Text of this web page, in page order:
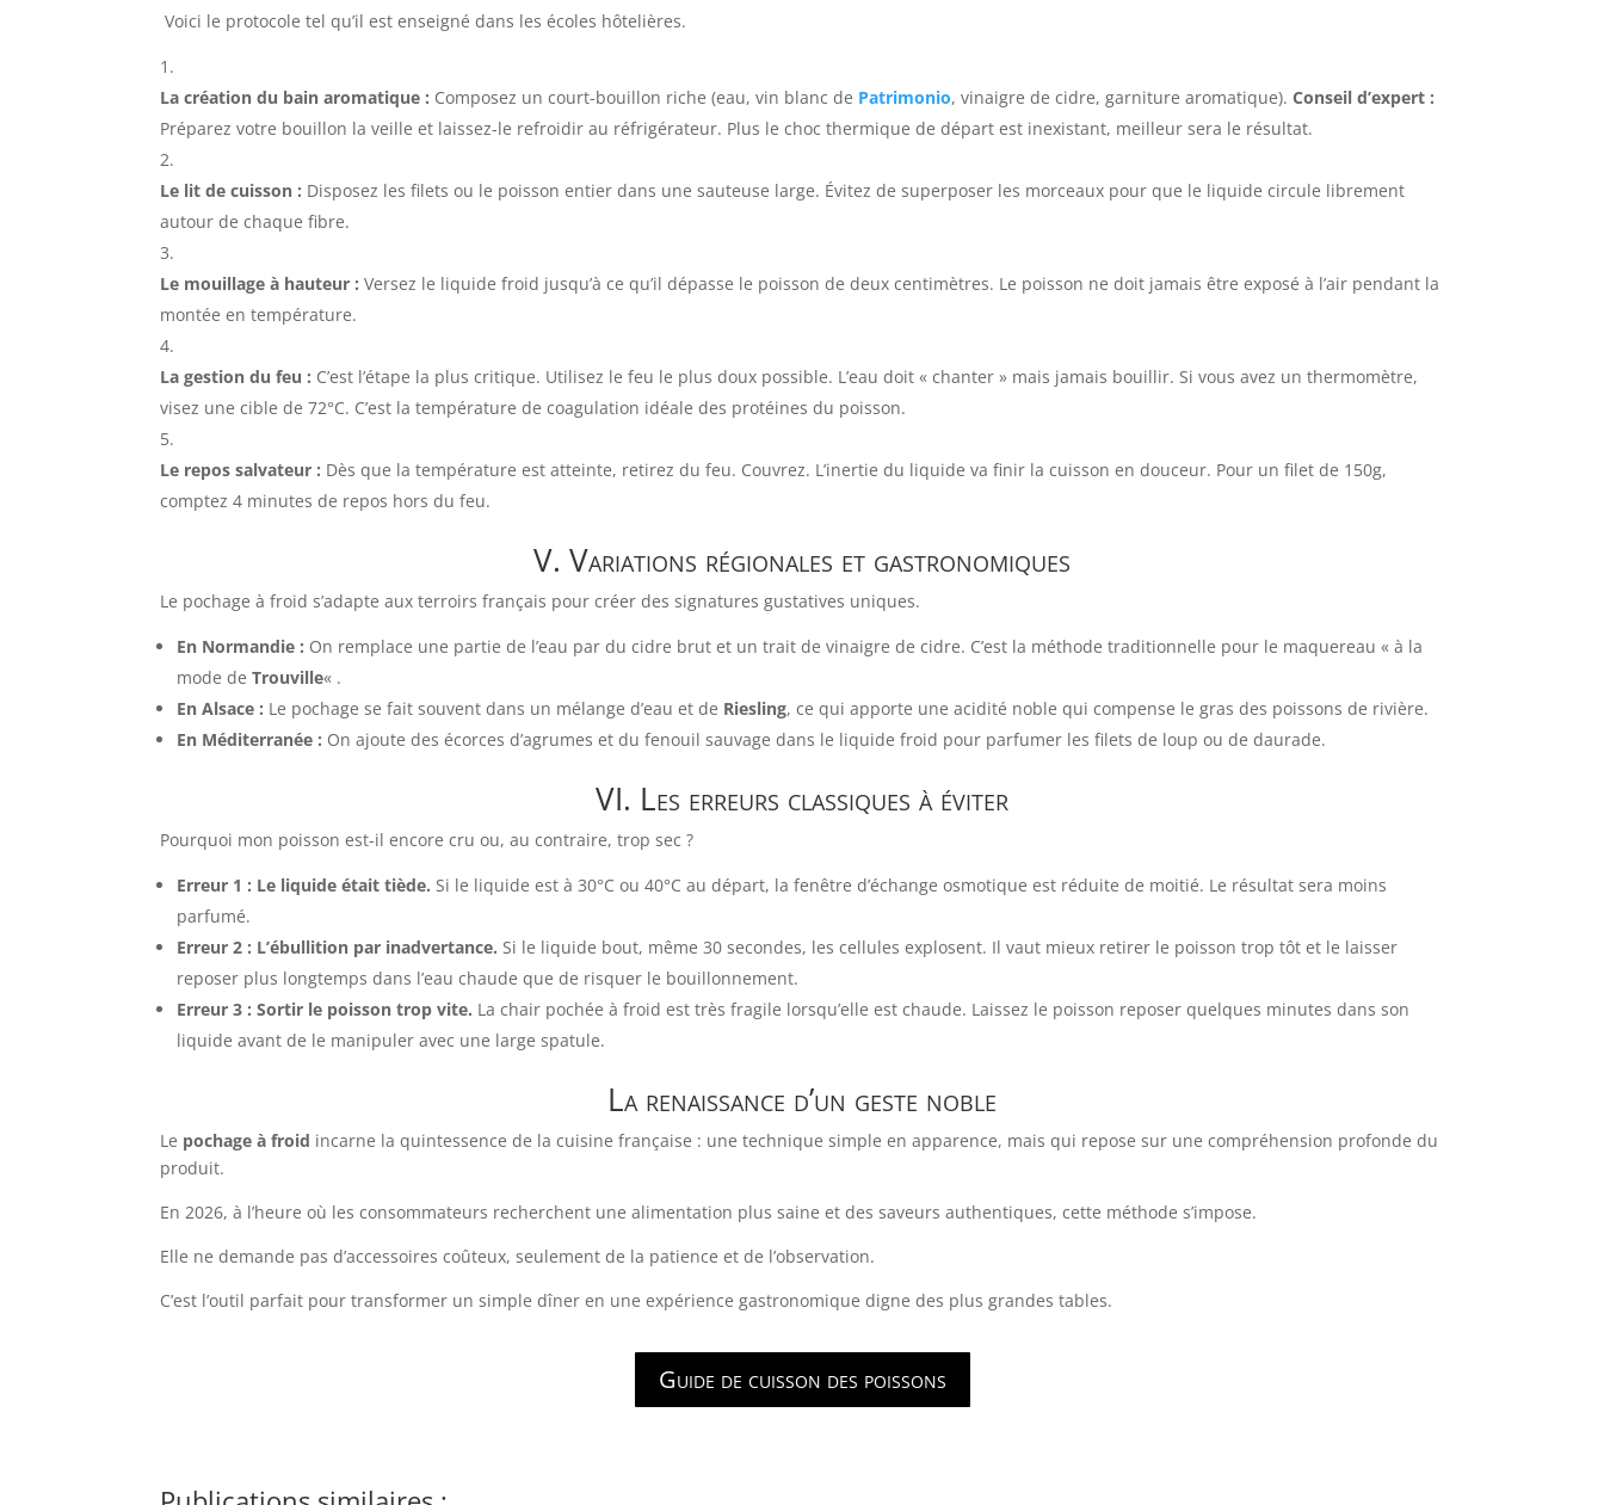
Voici le protocole tel qu’il est enseigné dans les écoles hôtelières.
La création du bain aromatique : Composez un court-bouillon riche (eau, vin blanc de Patrimonio, vinaigre de cidre, garniture aromatique).Conseil d’expert :
Préparez votre bouillon la veille et laissez-le refroidir au réfrigérateur. Plus le choc thermique de départ est inexistant, meilleur sera le résultat.
Le lit de cuisson : Disposez les filets ou le poisson entier dans une sauteuse large. Évitez de superposer les morceaux pour que le liquide circule librement
autour de chaque fibre.
Le mouillage à hauteur : Versez le liquide froid jusqu’à ce qu’il dépasse le poisson de deux centimètres. Le poisson ne doit jamais être exposé à l’air pendant la
montée en température.
La gestion du feu : C’est l’étape la plus critique. Utilisez le feu le plus doux possible. L’eau doit « chanter » mais jamais bouillir. Si vous avez un thermomètre,
visez une cible de 72°C. C’est la température de coagulation idéale des protéines du poisson.
Le repos salvateur : Dès que la température est atteinte, retirez du feu. Couvrez. L’inertie du liquide va finir la cuisson en douceur. Pour un filet de 150g,
comptez 4 minutes de repos hors du feu.
V. Variations régionales et gastronomiques
Le pochage à froid s’adapte aux terroirs français pour créer des signatures gustatives uniques.
En Normandie : On remplace une partie de l’eau par du cidre brut et un trait de vinaigre de cidre. C’est la méthode traditionnelle pour le maquereau « à la
mode deTrouville« .
En Alsace : Le pochage se fait souvent dans un mélange d’eau et de Riesling, ce qui apporte une acidité noble qui compense le gras des poissons de rivière.
En Méditerranée : On ajoute des écorces d’agrumes et du fenouil sauvage dans le liquide froid pour parfumer les filets de loup ou de daurade.
VI. Les erreurs classiques à éviter
Pourquoi mon poisson est-il encore cru ou, au contraire, trop sec ?
Erreur 1 : Le liquide était tiède. Si le liquide est à 30°C ou 40°C au départ, la fenêtre d’échange osmotique est réduite de moitié. Le résultat sera moins
parfumé.
Erreur 2 : L’ébullition par inadvertance. Si le liquide bout, même 30 secondes, les cellules explosent. Il vaut mieux retirer le poisson trop tôt et le laisser
reposer plus longtemps dans l’eau chaude que de risquer le bouillonnement.
Erreur 3 : Sortir le poisson trop vite. La chair pochée à froid est très fragile lorsqu’elle est chaude. Laissez le poisson reposer quelques minutes dans son
liquide avant de le manipuler avec une large spatule.
La renaissance d’un geste noble
Le pochage à froid incarne la quintessence de la cuisine française : une technique simple en apparence, mais qui repose sur une compréhension profonde du
produit.
En 2026, à l’heure où les consommateurs recherchent une alimentation plus saine et des saveurs authentiques, cette méthode s’impose.
Elle ne demande pas d’accessoires coûteux, seulement de la patience et de l’observation.
C’est l’outil parfait pour transformer un simple dîner en une expérience gastronomique digne des plus grandes tables.
Guide de cuisson des poissons